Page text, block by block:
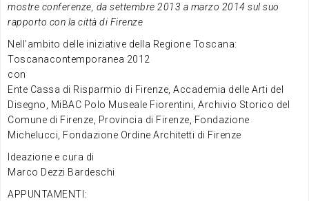
mostre conferenze, da settembre 2013 a marzo 2014 sul suo
rapporto con la città di Firenze
Nell’ambito delle iniziative della Regione Toscana:
Toscanacontemporanea 2012
con
Ente Cassa di Risparmio di Firenze, Accademia delle Arti del
Disegno, MiBAC Polo Museale Fiorentini, Archivio Storico del
Comune di Firenze, Provincia di Firenze, Fondazione
Michelucci, Fondazione Ordine Architetti di Firenze
Ideazione e cura di
Marco Dezzi Bardeschi
APPUNTAMENTI: